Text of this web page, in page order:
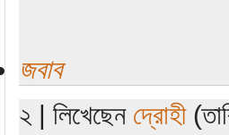
জবাব
২ | লিখেছেন দ্রোহী